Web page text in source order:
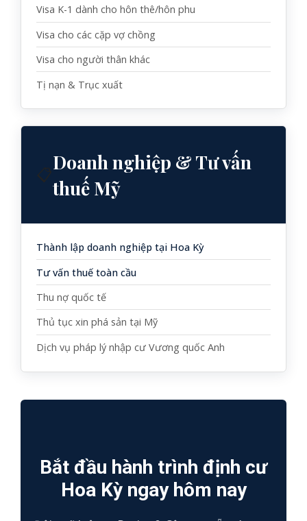
Visa K-1 dành cho hôn thê/hôn phu
Visa cho các cặp vợ chồng
Visa cho người thân khác
Tị nạn & Trục xuất
📋
Doanh nghiệp & Tư vấn
thuế Mỹ
Thành lập doanh nghiệp tại Hoa Kỳ
Tư vấn thuế toàn cầu
Thu nợ quốc tế
Thủ tục xin phá sản tại Mỹ
Dịch vụ pháp lý nhập cư Vương quốc Anh
Bắt đầu hành trình định cư
Hoa Kỳ ngay hôm nay